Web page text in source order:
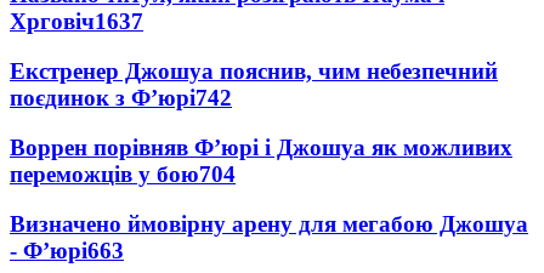
Хрговіч1637
Екстренер Джошуа пояснив, чим небезпечний
поєдинок з Ф’юрі742
Воррен порівняв Ф’юрі і Джошуа як можливих
переможців у бою704
Визначено ймовірну арену для мегабою Джошуа
- Ф’юрі663